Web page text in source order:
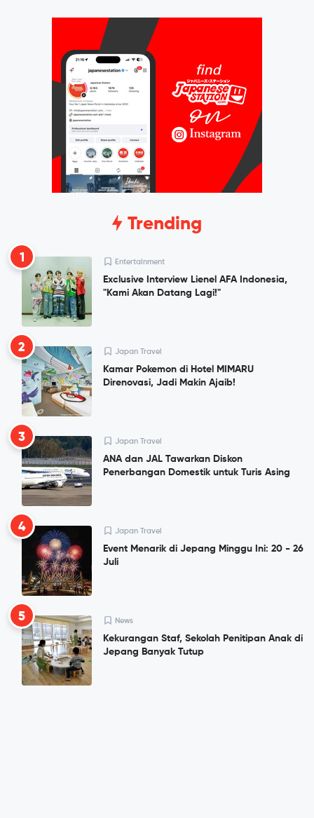
Trending
1 Entertainment
Exclusive Interview Lienel AFA Indonesia,
"Kami Akan Datang Lagi!"
2 Japan Travel
Kamar Pokemon di Hotel MIMARU
Direnovasi, Jadi Makin Ajaib!
3 Japan Travel
ANA dan JAL Tawarkan Diskon
Penerbangan Domestik untuk Turis Asing
4 Japan Travel
Event Menarik di Jepang Minggu Ini: 20 - 26
Juli
5 News
Kekurangan Staf, Sekolah Penitipan Anak di
Jepang Banyak Tutup